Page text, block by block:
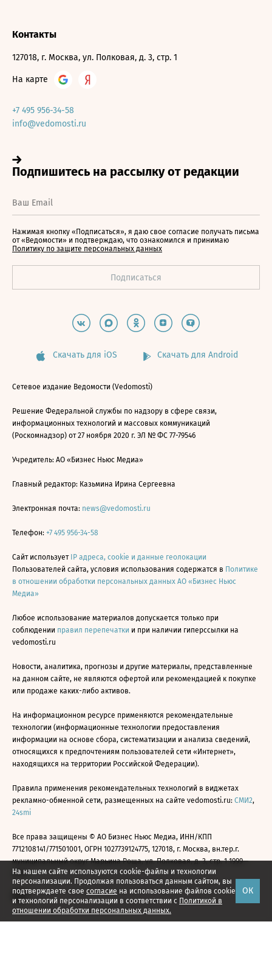
На нашем сайте используются cookie-файлы и технологии
персонализации. Продолжая пользоваться данным сайтом, вы
подтверждаете свое согласие на использование файлов cookie
и технологий персонализации в соответствии с Политикой в
отношении обработки персональных данных.
ОК
Контакты
127018, г. Москва, ул. Полковая, д. 3, стр. 1
На карте
+7 495 956-34-58
info@vedomosti.ru
Нажимая кнопку «Подписаться», я даю свое согласие получать письма
от «Ведомости» и подтверждаю, что ознакомился и принимаю
Политику по защите персональных данных
Скачать для iOS Скачать для Android
Сетевое издание Ведомости (Vedomosti)
Решение Федеральной службы по надзору в сфере связи,
информационных технологий и массовых коммуникаций
(Роскомнадзор) от 27 ноября 2020 г. ЭЛ № ФС 77-79546
Учредитель: АО «Бизнес Ньюс Медиа»
Главный редактор: Казьмина Ирина Сергеевна
Электронная почта: news@vedomosti.ru
Телефон: +7 495 956-34-58
Сайт использует IP адреса, cookie и данные геолокации
Пользователей сайта, условия использования содержатся в Политике
в отношении обработки персональных данных АО «Бизнес Ньюс
Медиа»
Любое использование материалов допускается только при
соблюдении правил перепечатки и при наличии гиперссылки на
vedomosti.ru
Новости, аналитика, прогнозы и другие материалы, представленные
на данном сайте, не являются офертой или рекомендацией к покупке
или продаже каких-либо активов.
На информационном ресурсе применяются рекомендательные
технологии (информационные технологии предоставления
информации на основе сбора, систематизации и анализа сведений,
относящихся к предпочтениям пользователей сети «Интернет»,
находящихся на территории Российской Федерации).
Правила применения рекомендательных технологий в виджетах
рекламно-обменной сети, размещенных на сайте vedomosti.ru: СМИ2,
24smi
Все права защищены © АО Бизнес Ньюс Медиа, ИНН/КПП
7712108141/771501001, ОГРН 1027739124775, 127018, г. Москва, вн.тер.г.
муниципальный округ Марьина Роща, ул. Полковая, д. 3, стр. 1 1999—
2026